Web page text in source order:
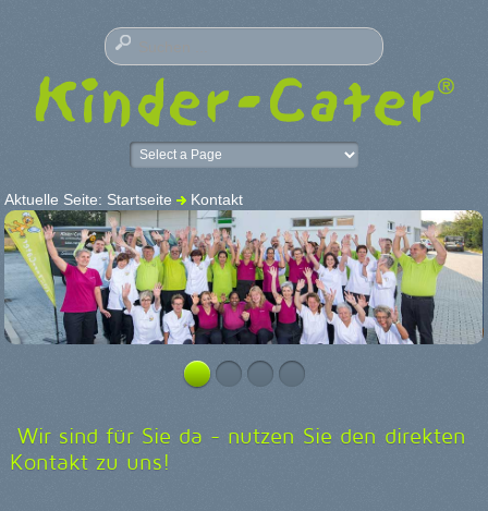
Aktuelle Seite: Startseite Kontakt
Wir sind für Sie da - nutzen Sie den direkten
Kontakt zu uns!